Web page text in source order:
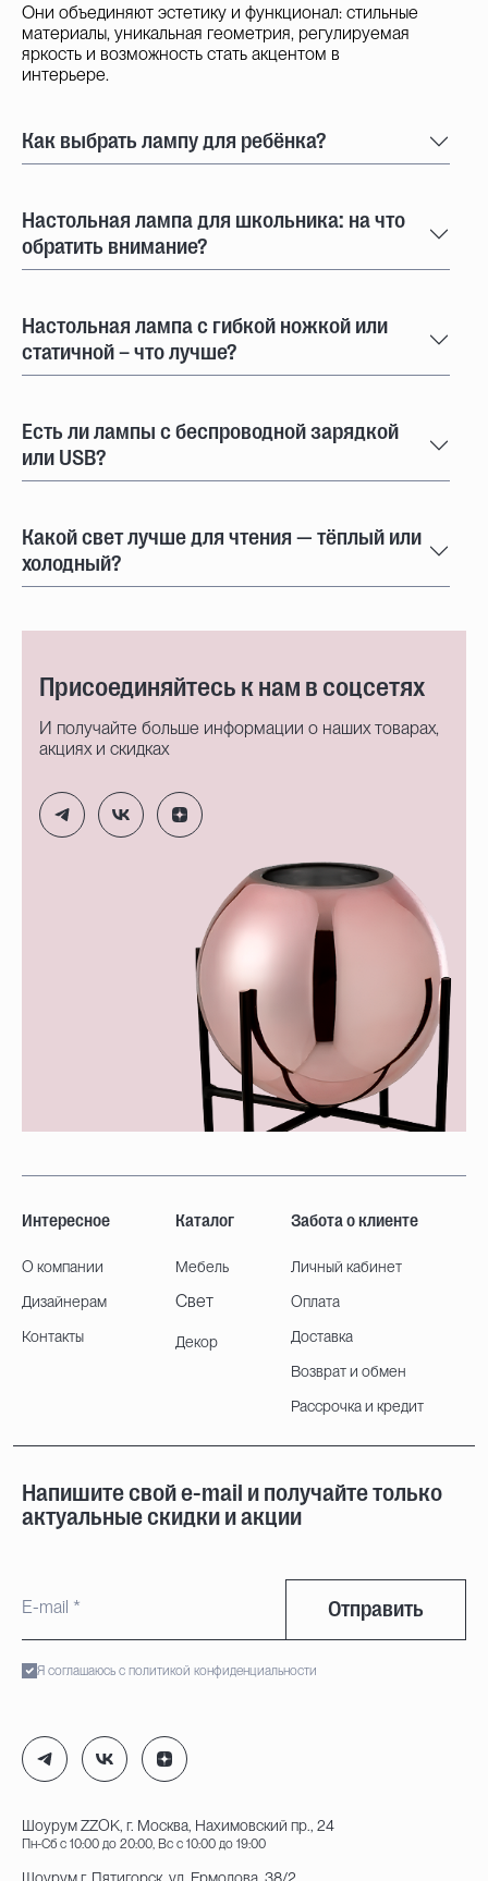
Они объединяют эстетику и функционал: стильные
материалы, уникальная геометрия, регулируемая
яркость и возможность стать акцентом в
интерьере.
Как выбрать лампу для ребёнка?
Настольная лампа для школьника: на что
обратить внимание?
Настольная лампа с гибкой ножкой или
статичной – что лучше?
Есть ли лампы с беспроводной зарядкой
или USB?
Какой свет лучше для чтения — тёплый или
холодный?
Присоединяйтесь к нам в соцсетях
И получайте больше информации о наших товарах,
акциях и скидках
Интересное
О компании
Дизайнерам
Контакты
Каталог
Мебель
Свет
Декор
Забота о клиенте
Личный кабинет
Оплата
Доставка
Возврат и обмен
Рассрочка и кредит
Напишите свой e-mail и получайте только
актуальные скидки и акции
Отправить
Я соглашаюсь с политикой конфиденциальности
Шоурум ZZOK, г. Москва, Нахимовский пр., 24
Пн-Сб с 10:00 до 20:00, Вс с 10:00 до 19:00
Шоурум г. Пятигорск, ул. Ермолова, 38/2